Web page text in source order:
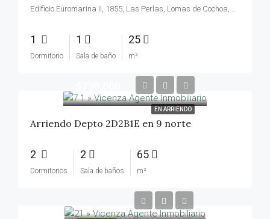
1
Dormitorio
1
Sala de baño
25
m²
EN ARRIENDO
Arriendo Depto 2D2B1E en 9 norte
2
Dormitorios
2
Sala de baños
65
m²